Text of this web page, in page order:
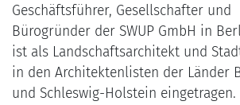
Geschäftsführer, Gesellschafter und
Bürogründer der SWUP GmbH in
ist als Landschaftsarchitekt und
in den Architektenlisten der Länder
und Schleswig-Holstein eingetragen.